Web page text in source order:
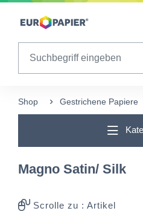
Table Of Content
Diese Produkte könnten Sie auch
Shop Gestrichene Papiere
Magno Satin/ Silk
Scrolle zu : Artikel